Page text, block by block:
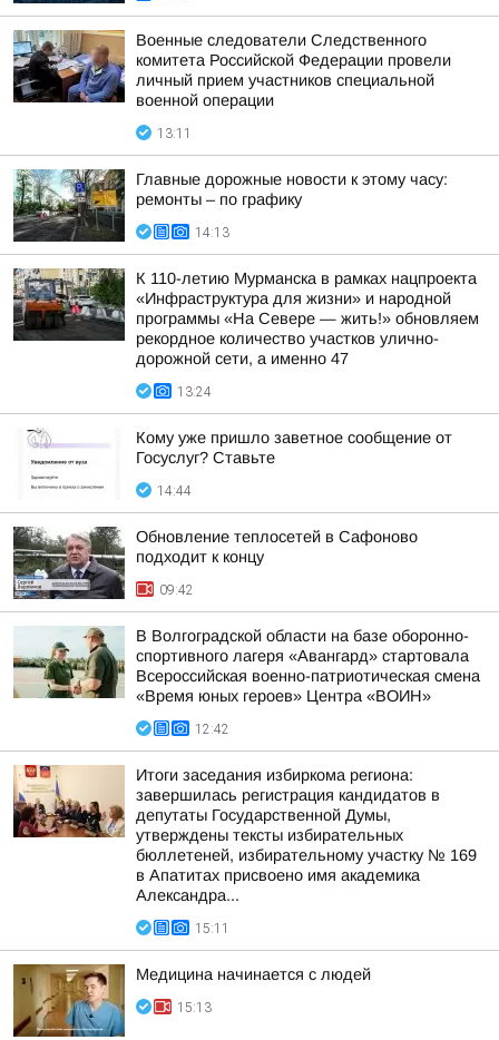
Военные следователи Следственного
комитета Российской Федерации провели
личный прием участников специальной
военной операции
13:11
Главные дорожные новости к этому часу:
ремонты – по графику
14:13
К 110-летию Мурманска в рамках нацпроекта
«Инфраструктура для жизни» и народной
программы «На Севере — жить!» обновляем
рекордное количество участков улично-
дорожной сети, а именно 47
13:24
Кому уже пришло заветное сообщение от
Госуслуг? Ставьте
14:44
Обновление теплосетей в Сафоново
подходит к концу
09:42
В Волгоградской области на базе оборонно-
спортивного лагеря «Авангард» стартовала
Всероссийская военно-патриотическая смена
«Время юных героев» Центра «ВОИН»
12:42
Итоги заседания избиркома региона:
завершилась регистрация кандидатов в
депутаты Государственной Думы,
утверждены тексты избирательных
бюллетеней, избирательному участку № 169
в Апатитах присвоено имя академика
Александра...
15:11
Медицина начинается с людей
15:13